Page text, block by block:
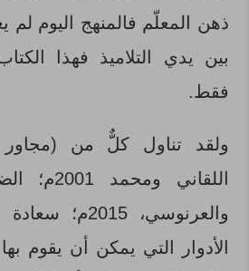
ذهن المعلّم فالمنهج اليوم لم
بين يدي التلاميذ فهذا
فقط.
الأدوار التي يمكن أن يقوم